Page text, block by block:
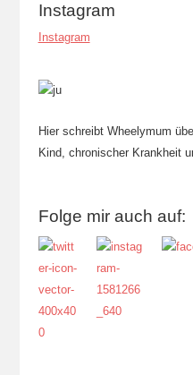
Instagram
Instagram
Hier schreibt Wheelymum
Kind, chronischer Krankheit
Folge mir auch auf: